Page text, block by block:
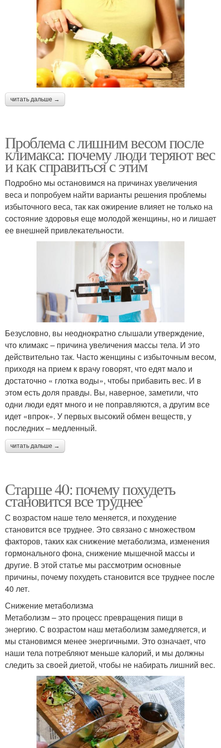
читать дальше →
Проблема с лишним весом после
климакса: почему люди теряют вес
и как справиться с этим
Подробно мы остановимся на причинах увеличения
веса и попробуем найти варианты решения проблемы
избыточного веса, так как ожирение влияет не только на
состояние здоровья еще молодой женщины, но и лишает
ее внешней привлекательности.
Безусловно, вы неоднократно слышали утверждение,
что климакс – причина увеличения массы тела. И это
действительно так. Часто женщины с избыточным весом,
приходя на прием к врачу говорят, что едят мало и
достаточно « глотка воды», чтобы прибавить вес. И в
этом есть доля правды. Вы, наверное, заметили, что
одни люди едят много и не поправляются, а другим все
идет «впрок». У первых высокий обмен веществ, у
последних – медленный.
читать дальше →
Старше 40: почему похудеть
становится все труднее
С возрастом наше тело меняется, и похудение
становится все труднее. Это связано с множеством
факторов, таких как снижение метаболизма, изменения
гормонального фона, снижение мышечной массы и
другие. В этой статье мы рассмотрим основные
причины, почему похудеть становится все труднее после
40 лет.
Снижение метаболизма
Метаболизм – это процесс превращения пищи в
энергию. С возрастом наш метаболизм замедляется, и
мы становимся менее энергичными. Это означает, что
наши тела потребляют меньше калорий, и мы должны
следить за своей диетой, чтобы не набирать лишний вес.